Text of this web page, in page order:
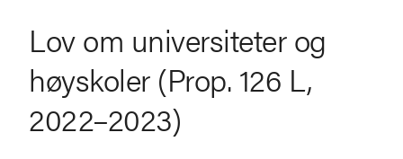
Lov om universiteter og
høyskoler (Prop. 126 L,
2022–2023)